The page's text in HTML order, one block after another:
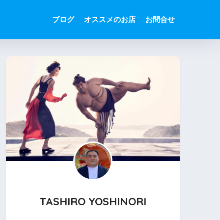
ブログ オススメのお店 お問合せ
TASHIRO YOSHINORI